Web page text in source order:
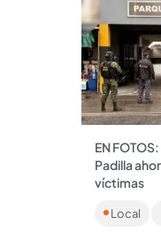
EN
Padilla
víctimas
Según la
un centro
Local